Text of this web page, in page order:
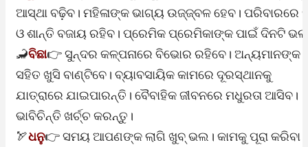
ଆସ୍ଥା ବଢ଼ିବ। ମହିଳାଙ୍କ ଭାଗ୍ୟ ଉଜ୍ଜ୍ବଳ ହେବ। ପରିବାରରେ
ଓ ଶାନ୍ତି ବଜାୟ ରହିବ। ପ୍ରେମିକ ପ୍ରେମିକାଙ୍କ ପାଇଁ ଦିନଟି
🦂ବିଛା👉 ସୁନ୍ଦର କଳ୍ପନାରେ ବିଭୋର ରହିବେ। ଅନ୍ୟମାନଙ୍କ
ସହିତ ଖୁସି ବାଣ୍ଟିବେ। ବ୍ୟାବସାୟିକ କାମରେ ଦୂରସ୍ଥାନକୁ
ଯାତ୍ରାରେ ଯାଇପାରନ୍ତି। ବୈବାହିକ ଜୀବନରେ ମଧୁରତା ଆସିବ।
ଭାବିଚିନ୍ତି ଖର୍ଚ୍ଚ କରନ୍ତୁ।
🏹ଧନୁ👉 ସମୟ ଆପଣଙ୍କ ଲାଗି ଖୁବ୍‌ ଭଲ। କାମକୁ ପୂରା କରିବା